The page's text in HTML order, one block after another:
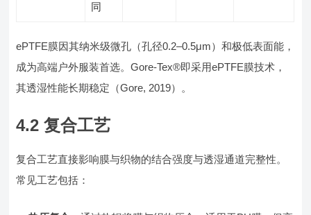
同
ePTFE膜因其纳米级微孔（孔径0.2–0.5μm）和极低表面能，
成为高端户外服装首选。Gore-Tex®即采用ePTFE膜技术，
其透湿性能长期稳定（Gore, 2019）。
4.2 复合工艺
复合工艺直接影响膜与织物的结合强度与透湿通道完整性。
常见工艺包括：